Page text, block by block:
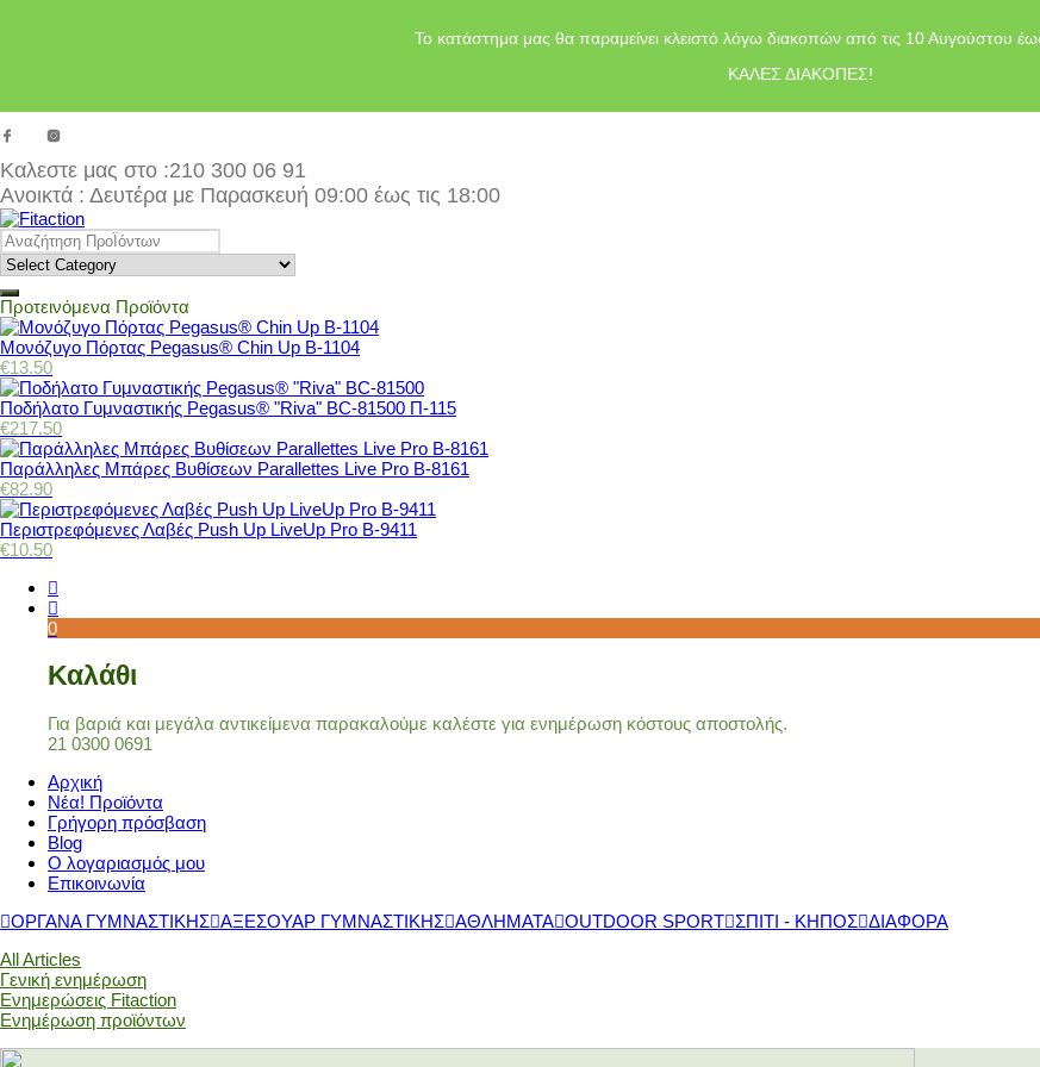
Το κατάστημα μας θα παραμείνει κλειστό λόγω διακοπών από τις 10 Αυγούστου
ΚΑΛΕΣ ΔΙΑΚΟΠΕΣ!
Καλεστε μας στο :210 300 06 91
Ανοικτά : Δευτέρα με Παρασκευή 09:00 έως τις 18:00
Προτεινόμενα Προϊόντα
Μονόζυγο Πόρτας Pegasus® Chin Up Β-1104
€13.50
Ποδήλατο Γυμναστικής Pegasus® "Riva" BC-81500 Π-115
€217.50
Παράλληλες Μπάρες Βυθίσεων Parallettes Live Pro Β-8161
€82.90
Περιστρεφόμενες Λαβές Push Up LiveUp Pro Β-9411
€10.50
0
Καλάθι
Για βαριά και μεγάλα αντικείμενα παρακαλούμε καλέστε για ενημέρωση κόστους αποστολής.
21 0300 0691
Αρχική
Νέα! Προϊόντα
Γρήγορη πρόσβαση
Blog
Ο λογαριασμός μου
Επικοινωνία
ΟΡΓΑΝΑ ΓΥΜΝΑΣΤΙΚΗΣ ΑΞΕΣΟΥΑΡ ΓΥΜΝΑΣΤΙΚΗΣ ΑΘΛΗΜΑΤΑ OUTDOOR SPORT ΣΠΙΤΙ - ΚΗΠΟΣ ΔΙΑΦΟΡΑ
All Articles
Γενική ενημέρωση
Ενημερώσεις Fitaction
Ενημέρωση προϊόντων